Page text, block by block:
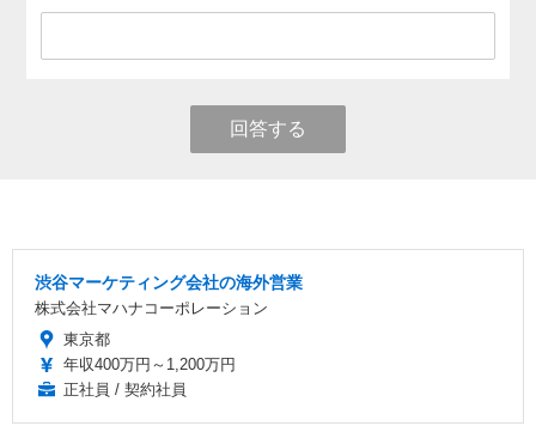
回答する
渋谷マーケティング会社の海外営業
株式会社マハナコーポレーション
東京都
年収400万円～1,200万円
正社員 / 契約社員